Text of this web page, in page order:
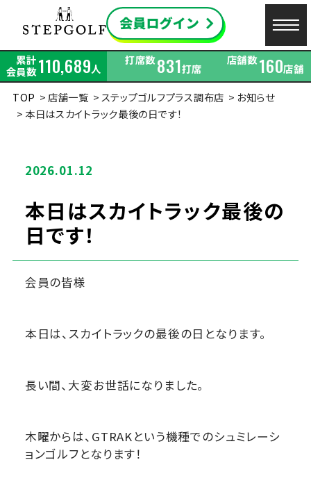
累計
会員数110,689人
打席数831打席
店舗数160店舗
TOP
店舗一覧 ステップゴルフプラス調布店
お知らせ
本日はスカイトラック最後の日です！
2026.01.12
本日はスカイトラック最後の
日です！
会員の皆様
本日は、スカイトラックの最後の日となります。
長い間、大変お世話になりました。
木曜からは、GTRAKという機種でのシュミレーシ
ョンゴルフとなります！